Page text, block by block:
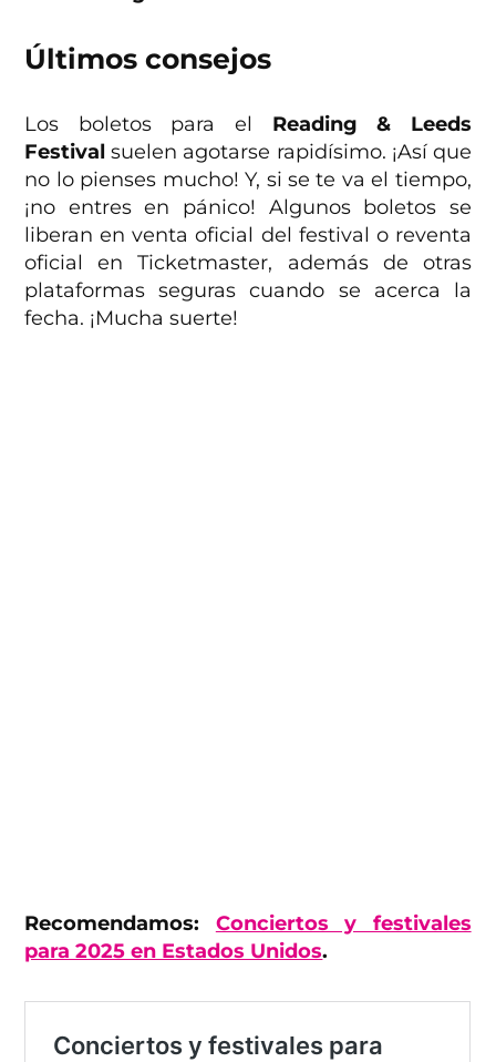
Últimos consejos
Los boletos para el Reading & Leeds
Festival suelen agotarse rapidísimo. ¡Así que
no lo pienses mucho! Y, si se te va el tiempo,
¡no entres en pánico! Algunos boletos se
liberan en venta oficial del festival o reventa
oficial en Ticketmaster, además de otras
plataformas seguras cuando se acerca la
fecha. ¡Mucha suerte!
Recomendamos: Conciertos y festivales
para 2025 en Estados Unidos.